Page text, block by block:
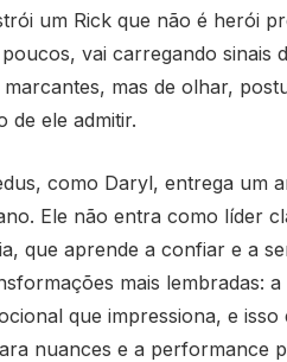
um Rick que não é herói
vai carregando sinais
mas de olhar,
de ele admitir.
como Daryl, entrega um
Ele não entra como líder
que aprende a confiar e a
mais lembradas:
que impressiona, e
nuances e a performance